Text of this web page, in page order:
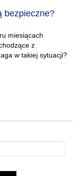
bezpieczne?
miesiącach
z
w takiej sytuacji?